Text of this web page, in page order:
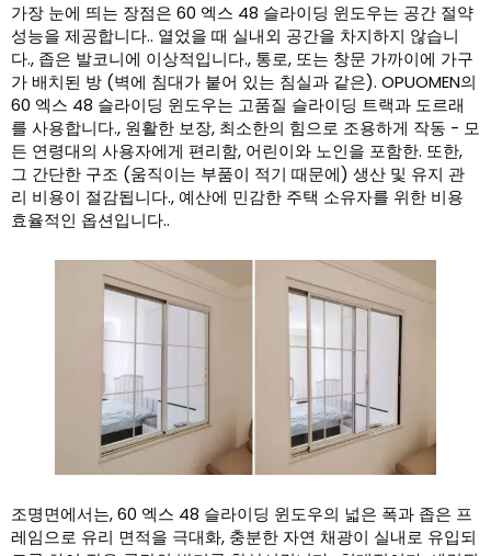
가장 눈에 띄는 장점은 60 엑스 48 슬라이딩 윈도우는 공간 절약
성능을 제공합니다.. 열었을 때 실내외 공간을 차지하지 않습니
다., 좁은 발코니에 이상적입니다., 통로, 또는 창문 가까이에 가구
가 배치된 방 (벽에 침대가 붙어 있는 침실과 같은). OPUOMEN의
60 엑스 48 슬라이딩 윈도우는 고품질 슬라이딩 트랙과 도르래
를 사용합니다., 원활한 보장, 최소한의 힘으로 조용하게 작동 - 모
든 연령대의 사용자에게 편리함, 어린이와 노인을 포함한. 또한,
그 간단한 구조 (움직이는 부품이 적기 때문에) 생산 및 유지 관
리 비용이 절감됩니다., 예산에 민감한 주택 소유자를 위한 비용
효율적인 옵션입니다..
조명면에서는, 60 엑스 48 슬라이딩 윈도우의 넓은 폭과 좁은 프
레임으로 유리 면적을 극대화, 충분한 자연 채광이 실내로 유입되